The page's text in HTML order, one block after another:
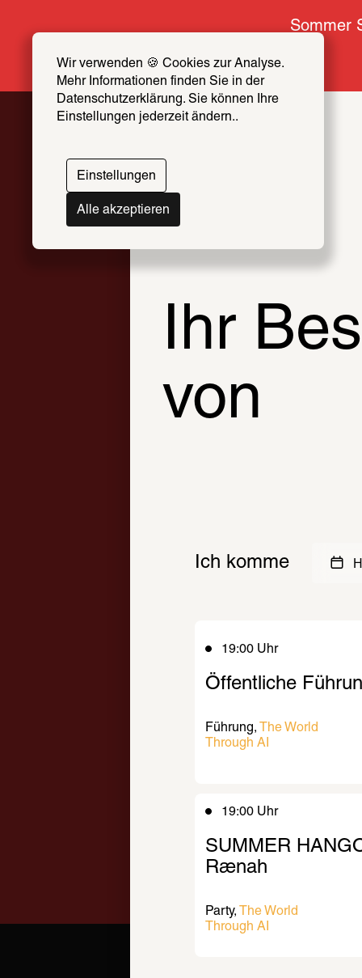
Wir verwenden 🍪 Cookies zur Analyse.
Mehr Informationen finden Sie in der
Datenschutzerklärung. Sie können Ihre
Einstellungen jederzeit ändern..
Einstellungen
Alle akzeptieren
Sommer
Thomas
Bayrle
12. Februar – 10. Mai 2026
Ihr
von
Ich komme
19:00 Uhr
Öffentliche
Führung
The World
Through AI
19:00 Uhr
SUMMER
Rænah
Party
The World
Through AI